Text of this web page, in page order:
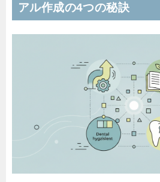
アル作成の4つの秘訣